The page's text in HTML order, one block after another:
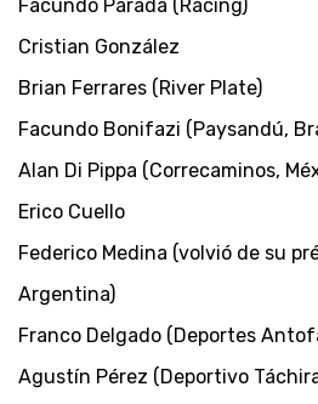
Facundo Parada (Racing)
Cristian González
Brian Ferrares (River Plate)
Facundo Bonifazi (Paysandú,
Alan Di Pippa (Correcaminos,
Erico Cuello
Federico Medina (volvió de su
Argentina)
Franco Delgado (Deportes
Agustín Pérez (Deportivo